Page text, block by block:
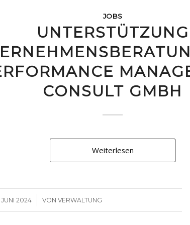
JOBS
UNTERSTÜTZUNG
CONSULT GMBH
Weiterlesen
JUNI 2024
/ VONVERWALTUNG